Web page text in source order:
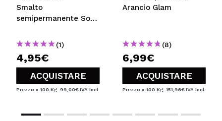
Smalto
semipermanente Soak
(1)
4,95€
ACQUISTARE
Prezzo x 100 Kg: 99,00€ IVA Incl.
Arancio Glam
(8)
6,99€
ACQUISTARE
Prezzo x 100 Kg: 151,96€ IVA Incl.